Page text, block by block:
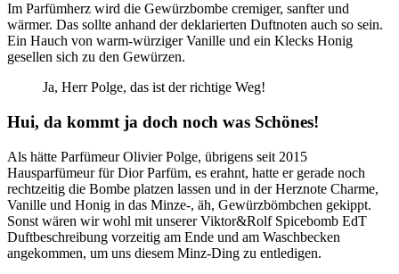
Im Parfümherz wird die Gewürzbombe cremiger, sanfter und
wärmer. Das sollte anhand der deklarierten Duftnoten auch so sein.
Ein Hauch von warm-würziger Vanille und ein Klecks Honig
gesellen sich zu den Gewürzen.
Ja, Herr Polge, das ist der richtige Weg!
Hui, da kommt ja doch noch was Schönes!
Als hätte Parfümeur Olivier Polge, übrigens seit 2015
Hausparfümeur für Dior Parfüm, es erahnt, hatte er gerade noch
rechtzeitig die Bombe platzen lassen und in der Herznote Charme,
Vanille und Honig in das Minze-, äh, Gewürzbömbchen gekippt.
Sonst wären wir wohl mit unserer Viktor&Rolf Spicebomb EdT
Duftbeschreibung vorzeitig am Ende und am Waschbecken
angekommen, um uns diesem Minz-Ding zu entledigen.